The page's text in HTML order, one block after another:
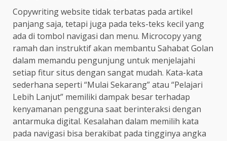
Copywriting website tidak terbatas pada artikel
panjang saja, tetapi juga pada teks-teks kecil yang
ada di tombol navigasi dan menu. Microcopy yang
ramah dan instruktif akan membantu Sahabat Golan
dalam memandu pengunjung untuk menjelajahi
setiap fitur situs dengan sangat mudah. Kata-kata
sederhana seperti “Mulai Sekarang” atau “Pelajari
Lebih Lanjut” memiliki dampak besar terhadap
kenyamanan pengguna saat berinteraksi dengan
antarmuka digital. Kesalahan dalam memilih kata
pada navigasi bisa berakibat pada tingginya angka